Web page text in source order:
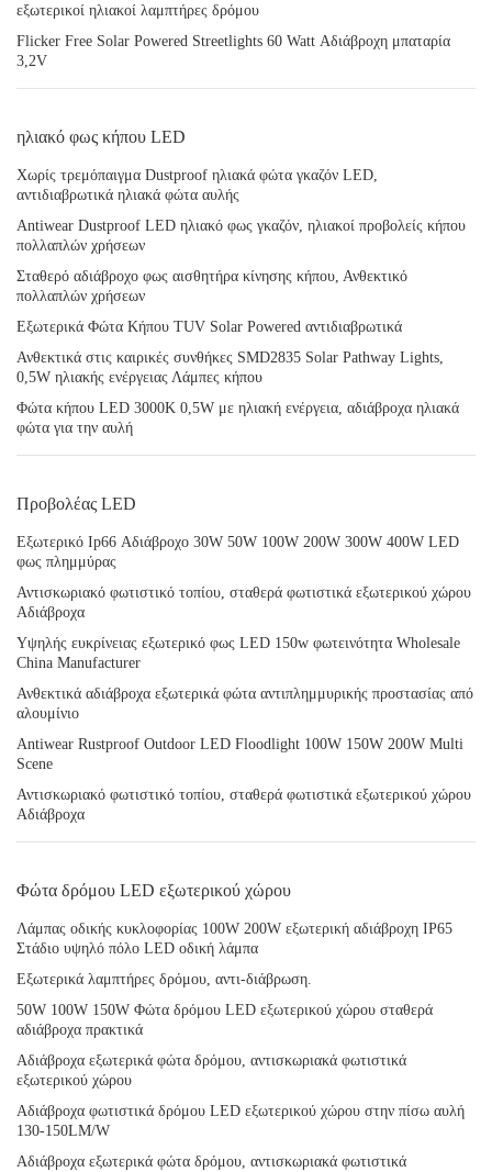
εξωτερικοί ηλιακοί λαμπτήρες δρόμου
Flicker Free Solar Powered Streetlights 60 Watt Αδιάβροχη μπαταρία
3,2V
ηλιακό φως κήπου LED
Χωρίς τρεμόπαιγμα Dustproof ηλιακά φώτα γκαζόν LED,
αντιδιαβρωτικά ηλιακά φώτα αυλής
Antiwear Dustproof LED ηλιακό φως γκαζόν, ηλιακοί προβολείς κήπου
πολλαπλών χρήσεων
Σταθερό αδιάβροχο φως αισθητήρα κίνησης κήπου, Ανθεκτικό
πολλαπλών χρήσεων
Εξωτερικά Φώτα Κήπου TUV Solar Powered αντιδιαβρωτικά
Ανθεκτικά στις καιρικές συνθήκες SMD2835 Solar Pathway Lights,
0,5W ηλιακής ενέργειας Λάμπες κήπου
Φώτα κήπου LED 3000K 0,5W με ηλιακή ενέργεια, αδιάβροχα ηλιακά
φώτα για την αυλή
Προβολέας LED
Εξωτερικό Ip66 Αδιάβροχο 30W 50W 100W 200W 300W 400W LED
φως πλημμύρας
Αντισκωριακό φωτιστικό τοπίου, σταθερά φωτιστικά εξωτερικού χώρου
Αδιάβροχα
Υψηλής ευκρίνειας εξωτερικό φως LED 150w φωτεινότητα Wholesale
China Manufacturer
Ανθεκτικά αδιάβροχα εξωτερικά φώτα αντιπλημμυρικής προστασίας από
αλουμίνιο
Antiwear Rustproof Outdoor LED Floodlight 100W 150W 200W Multi
Scene
Αντισκωριακό φωτιστικό τοπίου, σταθερά φωτιστικά εξωτερικού χώρου
Αδιάβροχα
Φώτα δρόμου LED εξωτερικού χώρου
Λάμπας οδικής κυκλοφορίας 100W 200W εξωτερική αδιάβροχη IP65
Στάδιο υψηλό πόλο LED οδική λάμπα
Εξωτερικά λαμπτήρες δρόμου, αντι-διάβρωση.
50W 100W 150W Φώτα δρόμου LED εξωτερικού χώρου σταθερά
αδιάβροχα πρακτικά
Αδιάβροχα εξωτερικά φώτα δρόμου, αντισκωριακά φωτιστικά
εξωτερικού χώρου
Αδιάβροχα φωτιστικά δρόμου LED εξωτερικού χώρου στην πίσω αυλή
130-150LM/W
Αδιάβροχα εξωτερικά φώτα δρόμου, αντισκωριακά φωτιστικά